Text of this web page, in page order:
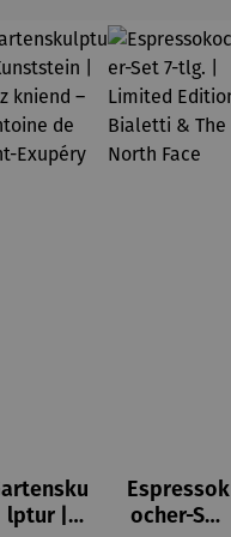
lptur |
Espressok
ocher-Set